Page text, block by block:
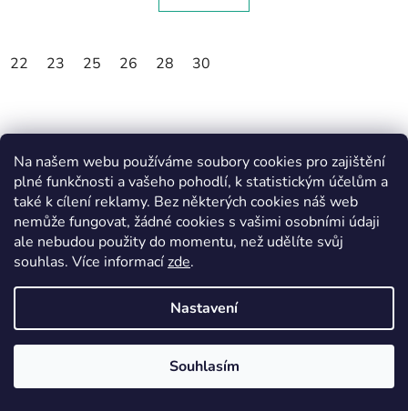
Na našem webu používáme soubory cookies pro zajištění
plné funkčnosti a vašeho pohodlí, k statistickým účelům a
také k cílení reklamy. Bez některých cookies náš web
nemůže fungovat, žádné cookies s vašimi osobními údaji
ale nebudou použity do momentu, než udělíte svůj
souhlas. Více informacízde.
Nastavení
Souhlasím
22 23 25 26 28 30